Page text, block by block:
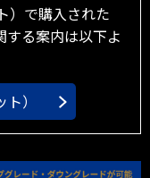
）で購入された
する案内は以下よ
）